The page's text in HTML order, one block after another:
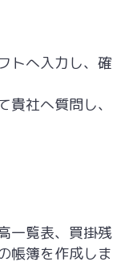
トへ入力し、確
社へ質問し、
一覧表、買掛残
帳簿を作成しま